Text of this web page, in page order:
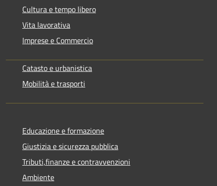
Cultura e tempo libero
Vita lavorativa
Imprese e Commercio
Catasto e urbanistica
Mobilità e trasporti
Educazione e formazione
Giustizia e sicurezza pubblica
Tributi,finanze e contravvenzioni
Ambiente